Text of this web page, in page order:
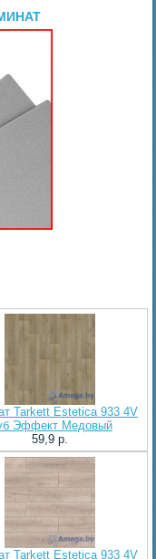
Tarkett Estetica 933 4V
Эффект Медовый
59,9 p.
Tarkett Estetica 933 4V